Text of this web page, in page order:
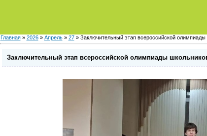
Главная» 2026 » Апрель » 27» Заключительный этап всероссийской олимпиады
Заключительный этап всероссийской олимпиады